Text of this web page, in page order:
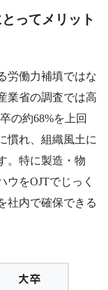
ってメリット
労働力補填ではな
業省の調査では高
の約68%を上回
慣れ、組織風土に
。特に製造・物
をOJTでじっく
社内で確保できる
大卒